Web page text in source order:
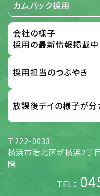
当社は、「個人情報保護
情報保護方針」に基づ
とに管理責任者を設置
最大限の努力をもって、
扱い要旨において「個人
報のうち、ご本人さまを
他の方法で入力され、ご
報 前号の他、当社がご
5. 個人情報の取
第三者提供)
当社は、当社が展開す
ものとします。また、ご
合には事前にその使用
カムバック採用
会社の様子
採用の最新情報掲載中
採用担当のつぶやき
放課後デイの様子が分
〒222-0033
横浜市港北区新横浜2丁
階
TEL：